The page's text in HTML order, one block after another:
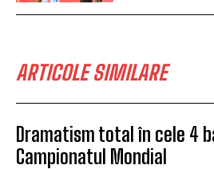
ARTICOLE SIMILARE
Dramatism total în cele 4
Campionatul Mondial